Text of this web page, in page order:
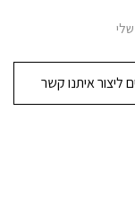
ליצור איתנו קשר